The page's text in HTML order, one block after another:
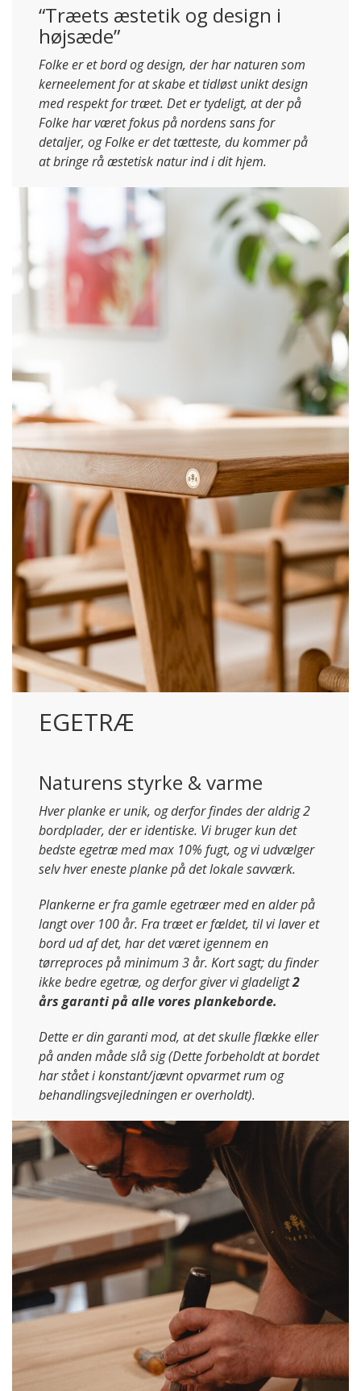
“Træets æstetik og design i
højsæde”
Folke er et bord og design, der har naturen som
kerneelement for at skabe et tidløst unikt design
med respekt for træet. Det er tydeligt, at der på
Folke har været fokus på nordens sans for
detaljer, og Folke er det tætteste, du kommer på
at bringe rå æstetisk natur ind i dit hjem.
EGETRÆ
Naturens styrke & varme
Hver planke er unik, og derfor findes der aldrig 2
bordplader, der er identiske. Vi bruger kun det
bedste egetræ med max 10% fugt, og vi udvælger
selv hver eneste planke på det lokale savværk.
Plankerne er fra gamle egetræer med en alder på
langt over 100 år. Fra træet er fældet, til vi laver et
bord ud af det, har det været igennem en
tørreproces på minimum 3 år. Kort sagt; du finder
ikke bedre egetræ, og derfor giver vi gladeligt2
års garanti på alle vores plankeborde.
Dette er din garanti mod, at det skulle flække eller
på anden måde slå sig (Dette forbeholdt at bordet
har stået i konstant/jævnt opvarmet rum og
behandlingsvejledningen er overholdt).